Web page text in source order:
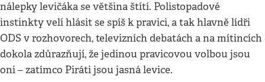
nálepky levičáka se většina štítí. Polistopadové
instinkty velí hlásit se spíš k pravici, a tak hlavně lídři
ODS v rozhovorech, televizních debatách a na mítincích
dokola zdůrazňují, že jedinou pravicovou volbou jsou
oni – zatímco Piráti jsou jasná levice.